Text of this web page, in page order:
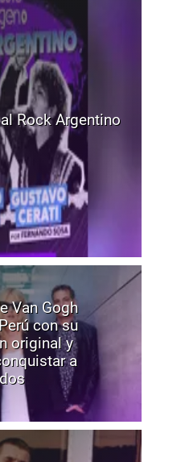
Rock Argentino
Van Gogh
con su
original y
a